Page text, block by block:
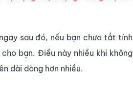
sau đó, nếu bạn chưa tắt tính
bạn. Điều này nhiều khi không
dài dòng hơn nhiều.